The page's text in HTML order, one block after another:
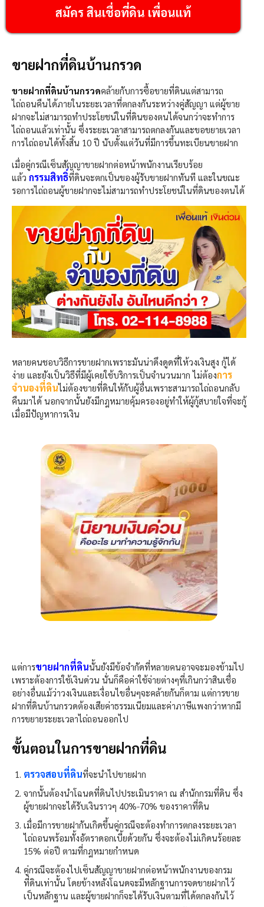
สมัคร สินเชื่อที่ดิน เพื่อนแท้
ขายฝากที่ดินบ้านกรวด
ขายฝากที่ดินบ้านกรวดคล้ายกับการซื้อขายที่ดินแต่สามารถ
ไถ่ถอนคืนได้ภายในระยะเวลาที่ตกลงกันระหว่างคู่สัญญา แต่ผู้ขาย
ฝากจะไม่สามารถทำประโยชน์ในที่ดินของตนได้จนกว่าจะทำการ
ไถ่ถอนแล้วเท่านั้น ซึ่งระยะเวลาสามารถตกลงกันและขอขยายเวลา
การไถ่ถอนได้ทั้งสิ้น 10 ปี นับตั้งแต่วันที่มีการขึ้นทะเบียนขายฝาก
เมื่อคู่กรณีเซ็นสัญญาขายฝากต่อหน้าพนักงานเรียบร้อย
แล้ว กรรมสิทธิ์ที่ดินจะตกเป็นของผู้รับขายฝากทันที และในขณะ
รอการไถ่ถอนผู้ขายฝากจะไม่สามารถทำประโยชน์ในที่ดินของตนได้
หลายคนชอบวิธีการขายฝากเพราะมันน่าดึงดูดที่ให้วงเงินสูง กู้ได้
ง่าย และยังเป็นวิธีที่มีผู้เคยใช้บริการเป็นจำนวนมาก ไม่ต้องการ
จำนองที่ดินไม่ต้องขายที่ดินให้กับผู้อื่นเพราะสามารถไถ่ถอนกลับ
คืนมาได้ นอกจากนั้นยังมีกฎหมายคุ้มครองอยู่ทำให้ผู้กู้สบายใจที่จะกู้
เมื่อมีปัญหาการเงิน
แต่การขายฝากที่ดินนั้นยังมีข้อจำกัดที่หลายคนอาจจะมองข้ามไป
เพราะต้องการใช้เงินด่วน นั่นก็คือค่าใช้จ่ายต่างๆที่เกินกว่าสินเชื่อ
อย่างอื่นแม้ว่าวงเงินและเงื่อนไขอื่นๆจะคล้ายกันก็ตาม แต่การขาย
ฝากที่ดินบ้านกรวดต้องเสียค่าธรรมเนียมและค่าภาษีแพงกว่าหากมี
การขยายระยะเวลาไถ่ถอนออกไป
ขั้นตอนในการขายฝากที่ดิน
ตรวจสอบที่ดินที่จะนำไปขายฝาก
จากนั้นต้องนำโฉนดที่ดินไปประเมินราคา ณ สำนักกรมที่ดิน ซึ่ง
ผู้ขายฝากจะได้รับเงินราวๆ 40%-70% ของราคาที่ดิน
เมื่อมีการขายฝากันเกิดขึ้นคู่กรณีจะต้องทำการตกลงระยะเวลา
ไถ่ถอนพร้อมทั้งอัตราดอกเบี้ยด้วยกัน ซึ่งจะต้องไม่เกิดนร้อยละ
15% ต่อปี ตามที่กฎหมายกำหนด
คู่กรณีจะต้องไปเซ็นสัญญาขายฝากต่อหน้าพนักงานของกรม
ที่ดินเท่านั้น โดยข้างหลังโฉนดจะมีหลักฐานการจดขายฝากไว้
เป็นหลักฐาน และผู้ขายฝากก็จะได้รับเงินตามที่ได้ตกลงกันไว้